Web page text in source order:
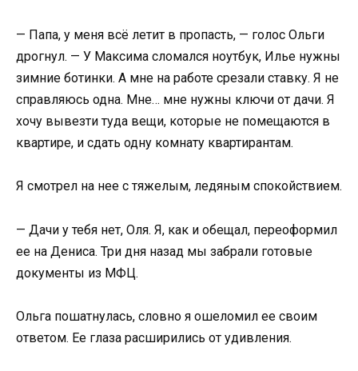
— Папа, у меня всё летит в пропасть, — голос Ольги
дрогнул. — У Максима сломался ноутбук, Илье нужны
зимние ботинки. А мне на работе срезали ставку. Я не
справляюсь одна. Мне… мне нужны ключи от дачи. Я
хочу вывезти туда вещи, которые не помещаются в
квартире, и сдать одну комнату квартирантам.
Я смотрел на нее с тяжелым, ледяным спокойствием.
— Дачи у тебя нет, Оля. Я, как и обещал, переоформил
ее на Дениса. Три дня назад мы забрали готовые
документы из МФЦ.
Ольга пошатнулась, словно я ошеломил ее своим
ответом. Ее глаза расширились от удивления.